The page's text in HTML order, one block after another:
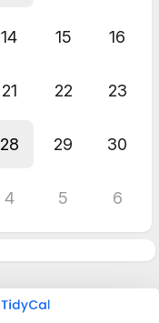
14 15 16
21 22 23
28 29 30
4 5 6